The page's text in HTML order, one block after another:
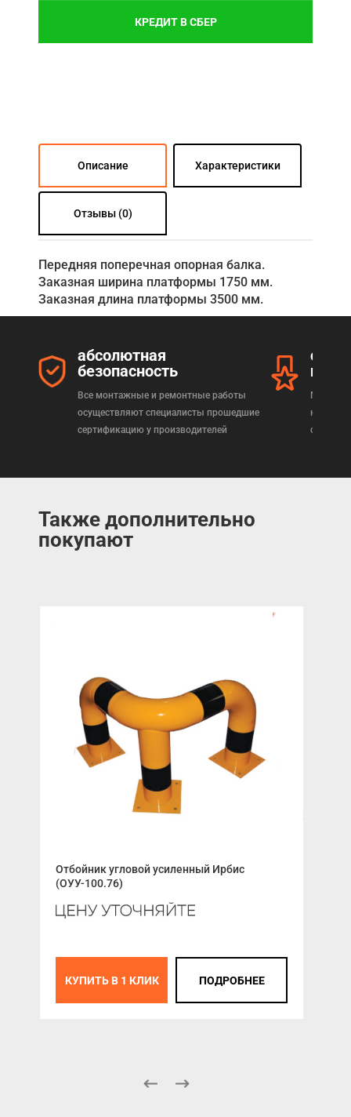
КРЕДИТ В СБЕР
Описание Характеристики
Отзывы (0)
Передняя поперечная опорная балка.
Заказная ширина платформы 1750 мм.
Заказная длина платформы 3500 мм.
абсолютная
безопасность
Все монтажные и ремонтные работы
осуществляют специалисты прошедшие
сертификацию у производителей
Мы
Также дополнительно
покупают
Отбойник угловой усиленный Ирбис
(ОУУ-100.76)
КУПИТЬ В 1 КЛИК ПОДРОБНЕЕ